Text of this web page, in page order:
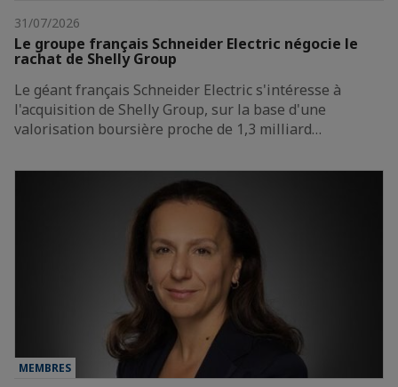
31/07/2026
Le groupe français Schneider Electric négocie le
rachat de Shelly Group
Le géant français Schneider Electric s'intéresse à
l'acquisition de Shelly Group, sur la base d'une
valorisation boursière proche de 1,3 milliard…
MEMBRES